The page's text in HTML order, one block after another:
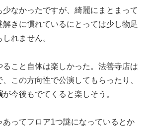
なかったですが、綺麗にまとまって
きに慣れているにとっては少し物足
れません。
ること自体は楽しかった。法善寺店は
この方向性で公演してもらったり、
が今後もでてくると楽しそう。
あってフロア1つ謎になっているとか